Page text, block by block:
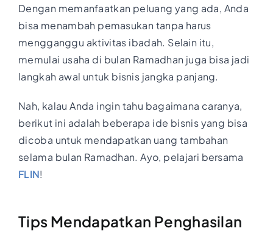
Dengan memanfaatkan peluang yang ada, Anda
bisa menambah pemasukan tanpa harus
mengganggu aktivitas ibadah. Selain itu,
memulai usaha di bulan Ramadhan juga bisa jadi
langkah awal untuk bisnis jangka panjang.
Nah, kalau Anda ingin tahu bagaimana caranya,
berikut ini adalah beberapa ide bisnis yang bisa
dicoba untuk mendapatkan uang tambahan
selama bulan Ramadhan. Ayo, pelajari bersama
FLIN!
Tips Mendapatkan Penghasilan